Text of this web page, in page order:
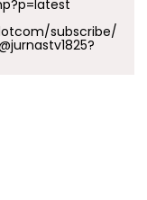
subscribe/